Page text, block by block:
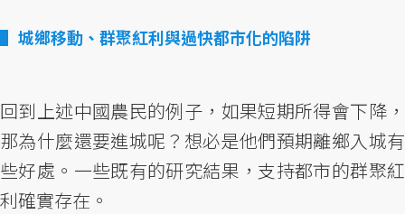
城鄉移動、群聚紅利與過快都市化的陷阱
回到上述中國農民的例子，如果短期所得會下降，
那為什麼還要進城呢？想必是他們預期離鄉入城有
些好處。一些既有的研究結果，支持都市的群聚紅
利確實存在。